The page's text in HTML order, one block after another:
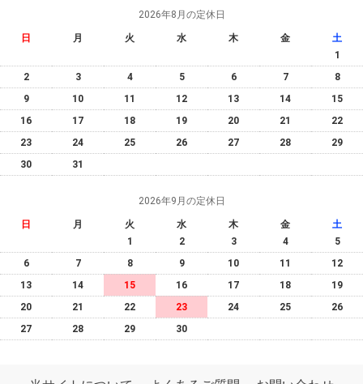
2026年8月の定休日
日 月 火 水 木 金
土
1
2
3 4 5 6 7
8
9
10 11 12 13 14
15
16
17 18 19 20 21
22
23
24 25 26 27 28
29
30
31
2026年9月の定休日
日 月 火 水 木 金
土
1
2 3 4
5
6
7 8 9 10 11
12
13
14 15 16 17 18
19
20
21 22 23 24 25
26
27
28 29 30